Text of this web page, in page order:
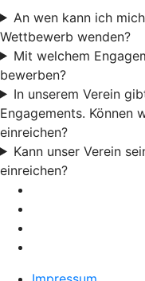
An wen kann ich
Wettbewerb wenden?
Mit welchem
bewerben?
In unserem Verein
Engagements. Können
einreichen?
Kann unser Verein
einreichen?